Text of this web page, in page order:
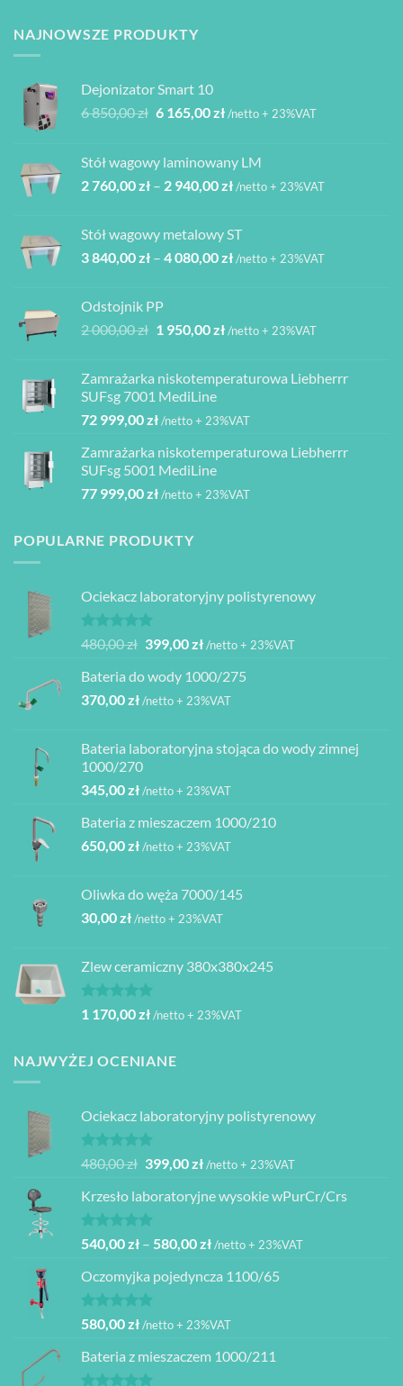
NAJNOWSZE PRODUKTY
Dejonizator Smart 10
6 850,00zł Pierwotna
6
850,00 zł.
6 165,00złAktualna
6
165,00 zł.
/netto + 23%VAT
Stół wagowy laminowany LM
2 760,00zł – 2 940,00złZakres
2
760,00 zł
/netto + 23%VAT
Stół wagowy metalowy ST
3 840,00zł – 4 080,00złZakres
840,00 zł
080,00 zł
/netto + 23%VAT
Odstojnik PP
2 000,00zł Pierwotna
2
000,00 zł.
1 950,00złAktualna
1
/netto + 23%VAT
Zamrażarka niskotemperaturowa Liebherrr
SUFsg 7001 MediLine
72 999,00zł/netto + 23%VAT
Zamrażarka niskotemperaturowa Liebherrr
SUFsg 5001 MediLine
77 999,00zł/netto + 23%VAT
POPULARNE PRODUKTY
Ociekacz laboratoryjny polistyrenowy
Oceniono
na 5
480,00zł Pierwotna
wynosiła:
480,00 zł.
399,00złAktualna
wynosi:
399,00 zł.
/netto + 23%VAT
Bateria do wody 1000/275
370,00zł/netto + 23%VAT
Bateria laboratoryjna stojąca do wody zimnej
1000/270
345,00zł/netto + 23%VAT
Bateria z mieszaczem 1000/210
650,00zł/netto + 23%VAT
Oliwka do węża 7000/145
30,00zł/netto + 23%VAT
Zlew ceramiczny 380x380x245
Oceniono
na 5
1 170,00zł/netto + 23%VAT
NAJWYŻEJ OCENIANE
Ociekacz laboratoryjny polistyrenowy
Oceniono
na 5
480,00zł Pierwotna
wynosiła:
480,00 zł.
399,00złAktualna
wynosi:
/netto + 23%VAT
Krzesło laboratoryjne wysokie wPurCr/Crs
Oceniono
na 5
540,00zł – 580,00złZakres
od
do
/netto + 23%VAT
Oczomyjka pojedyncza 1100/65
Oceniono
na 5
580,00zł/netto + 23%VAT
Bateria z mieszaczem 1000/211